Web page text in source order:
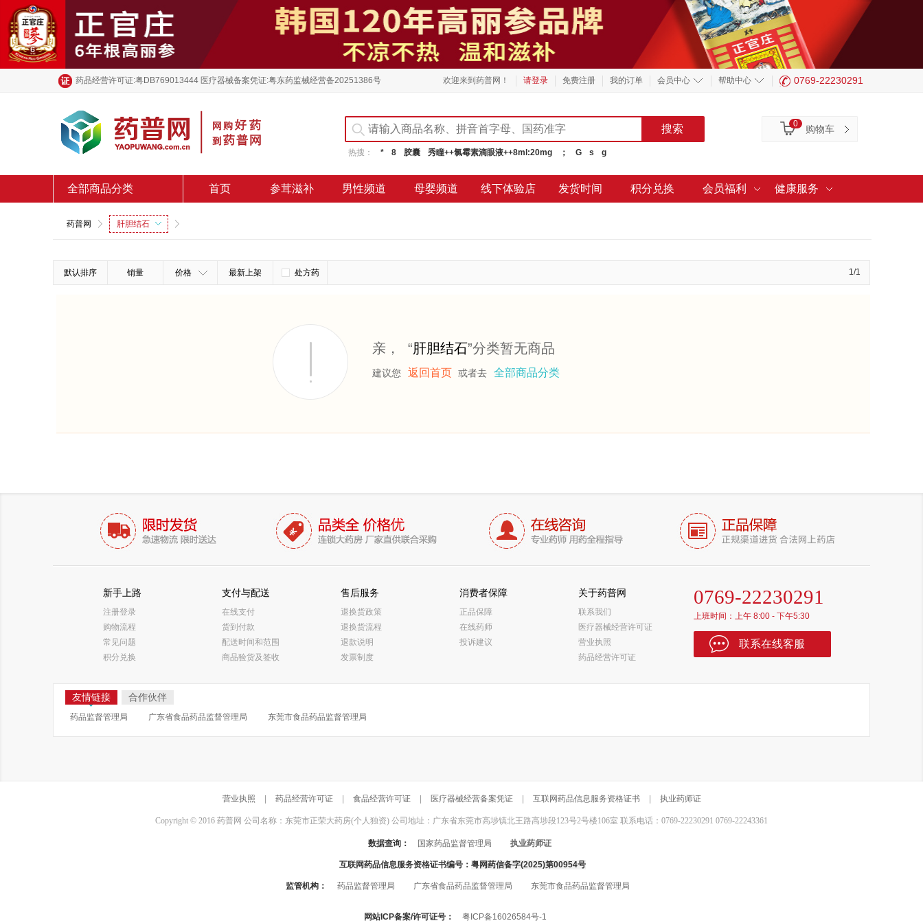
药品经营许可证:粤DB769013444 医疗器械备案凭证:粤东药监械经营备20251386号 欢迎来到药普网！ 请登录 免费注册 我的订单 会员中心 帮助中心 0769-22230291
热搜： * 8 胶囊 秀瞳++氯霉素滴眼液++8ml:20mg ； G s g
购物车
0
全部商品分类 首页 参茸滋补 男性频道 母婴频道 线下体验店 发货时间 积分兑换 会员福利 健康服务
药普网 肝胆结石
默认排序 销量 价格 最新上架 处方药 1/1
亲， “肝胆结石”分类暂无商品
建议您 返回首页 或者去 全部商品分类
新手上路
注册登录
购物流程
常见问题
积分兑换
支付与配送
在线支付
货到付款
配送时间和范围
商品验货及签收
售后服务
退换货政策
退换货流程
退款说明
发票制度
消费者保障
正品保障
在线药师
投诉建议
关于药普网
联系我们
医疗器械经营许可证
营业执照
药品经营许可证
0769-22230291
上班时间：上午 8:00 - 下午5:30
联系在线客服
友情链接 合作伙伴
药品监督管理局 广东省食品药品监督管理局 东莞市食品药品监督管理局
营业执照 药品经营许可证 食品经营许可证 医疗器械经营备案凭证 互联网药品信息服务资格证书 执业药师证
Copyright © 2016 药普网 公司名称：东莞市正荣大药房(个人独资) 公司地址：广东省东莞市高埗镇北王路高埗段123号2号楼106室 联系电话：0769-22230291 0769-22243361
数据查询： 国家药品监督管理局 执业药师证
互联网药品信息服务资格证书编号： 粤网药信备字(2025)第00954号
监管机构： 药品监督管理局 广东省食品药品监督管理局 东莞市食品药品监督管理局
网站ICP备案/许可证号： 粤ICP备16026584号-1